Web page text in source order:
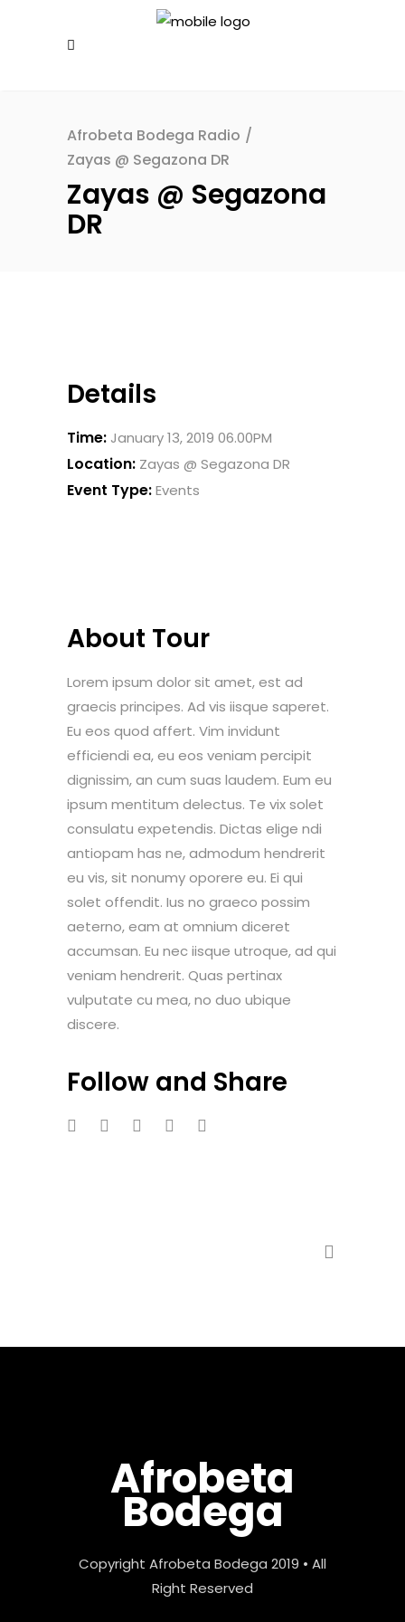
Afrobeta Bodega Radio /
Zayas @ Segazona DR
Zayas @ Segazona
DR
Details
Time: January 13, 2019 06.00PM
Location: Zayas @ Segazona DR
Event Type:Events
About Tour
Lorem ipsum dolor sit amet, est ad
graecis principes. Ad vis iisque saperet.
Eu eos quod affert. Vim invidunt
efficiendi ea, eu eos veniam percipit
dignissim, an cum suas laudem. Eum eu
ipsum mentitum delectus. Te vix solet
consulatu expetendis. Dictas elige ndi
antiopam has ne, admodum hendrerit
eu vis, sit nonumy oporere eu. Ei qui
solet offendit. Ius no graeco possim
aeterno, eam at omnium diceret
accumsan. Eu nec iisque utroque, ad qui
veniam hendrerit. Quas pertinax
vulputate cu mea, no duo ubique
discere.
Follow and Share
Afrobeta
Bodega
Copyright Afrobeta Bodega 2019 • All
Right Reserved